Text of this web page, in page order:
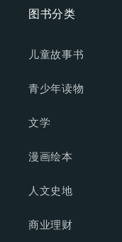
图书分类
儿童故事书
青少年读物
文学
漫画绘本
人文史地
商业理财